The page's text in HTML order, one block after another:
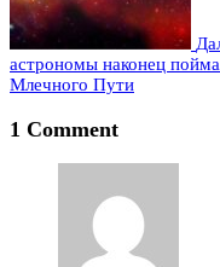
астрономы наконец
Млечного Пути
1 Comment